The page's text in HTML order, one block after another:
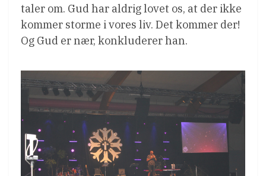
taler om. Gud har aldrig lovet os, at der ikke
kommer storme i vores liv. Det kommer der!
Og Gud er nær, konkluderer han.